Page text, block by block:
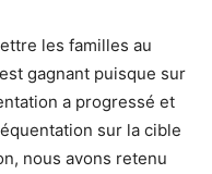
les familles au
gagnant puisque sur
a progressé et
sur la cible
nous avons retenu